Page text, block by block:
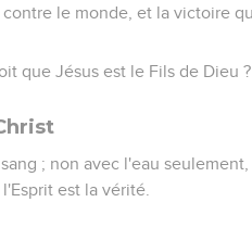
le monde, et la victoire
que Jésus est le Fils de Dieu ?
; non avec l'eau
est la vérité.